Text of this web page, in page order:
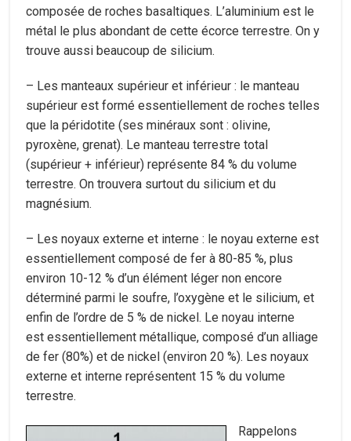
composée de roches basaltiques. L’aluminium est le
métal le plus abondant de cette écorce terrestre. On y
trouve aussi beaucoup de silicium.
– Les manteaux supérieur et inférieur : le manteau
supérieur est formé essentiellement de roches telles
que la péridotite (ses minéraux sont : olivine,
pyroxène, grenat). Le manteau terrestre total
(supérieur + inférieur) représente 84 % du volume
terrestre. On trouvera surtout du silicium et du
magnésium.
– Les noyaux externe et interne : le noyau externe est
essentiellement composé de fer à 80-85 %, plus
environ 10-12 % d’un élément léger non encore
déterminé parmi le soufre, l’oxygène et le silicium, et
enfin de l’ordre de 5 % de nickel. Le noyau interne
est essentiellement métallique, composé d’un alliage
de fer (80%) et de nickel (environ 20 %). Les noyaux
externe et interne représentent 15 % du volume
terrestre.
Rappelons